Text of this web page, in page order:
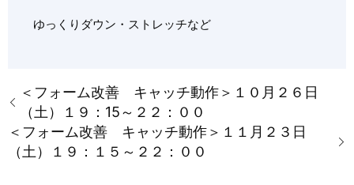
ゆっくりダウン・ストレッチなど
＜フォーム改善 キャッチ動作＞１０月２６日
（土）１９：15～２２：００
＜フォーム改善 キャッチ動作＞１１月２３日
（土）１９：１５～２２：００